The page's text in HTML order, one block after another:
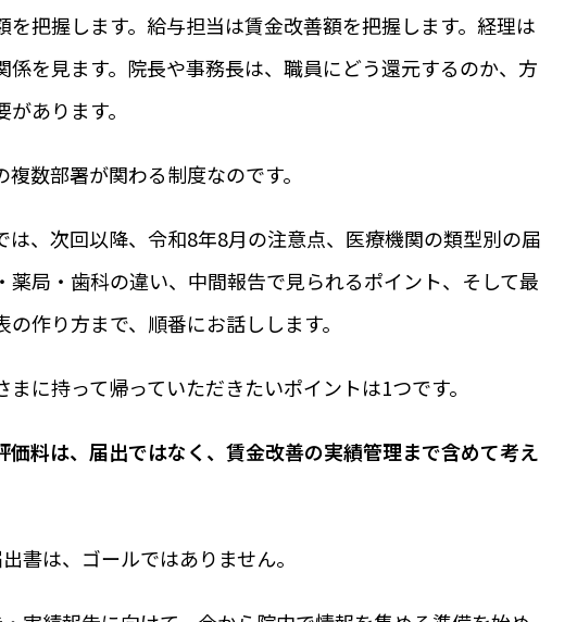
を把握します。給与担当は賃金改善額を把握します。経理は
係を見ます。院長や事務長は、職員にどう還元するのか、方
あります。
数部署が関わる制度なのです。
は、次回以降、令和8年8月の注意点、医療機関の類型別の届
薬局・歯科の違い、中間報告で見られるポイント、そして最
作り方まで、順番にお話しします。
まに持って帰っていただきたいポイントは1つです。
価料は、届出ではなく、賃金改善の実績管理まで含めて考え
書は、ゴールではありません。